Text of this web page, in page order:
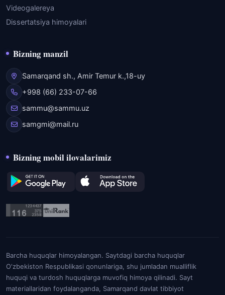
Videogalereya
Dissertatsiya himoyalari
Bizning manzil
Samarqand sh., Amir Temur k.,18-uy
+998 (66) 233-07-66
sammu@sammu.uz
samgmi@mail.ru
Bizning mobil ilovalarimiz
Barcha huquqlar himoyalangan. Saytdagi barcha huquqlar
O'zbekiston Respublikasi qonunlariga, shu jumladan mualliflik
huquqi va turdosh huquqlarga muvofiq himoya qilinadi. Sayt
materiallaridan foydalanganda, Samarqand davlat tibbiyot